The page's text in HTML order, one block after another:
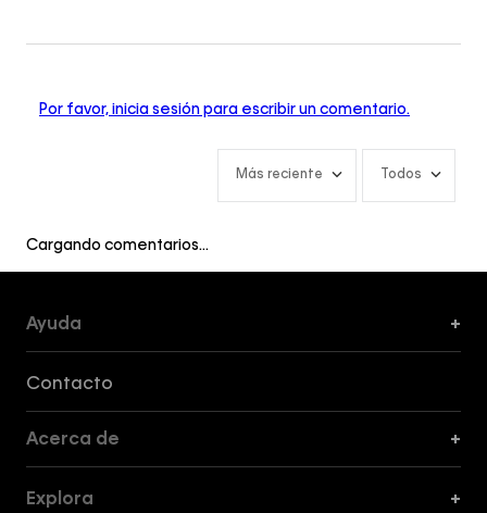
Por favor, inicia sesión para escribir un comentario.
Más reciente Todos
Cargando comentarios…
Ayuda +
Contacto
Acerca de +
Explora +